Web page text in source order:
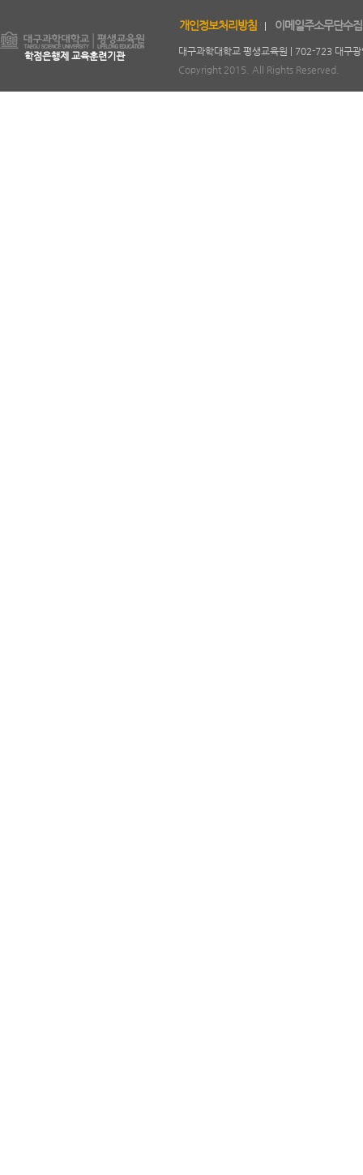
개인정보처리방침 이메일주소무단수
학점은행제 교육훈련기관
대구과학대학교 평생교육원 | 702-723 대
Copyright 2015. All Rights Reserved.